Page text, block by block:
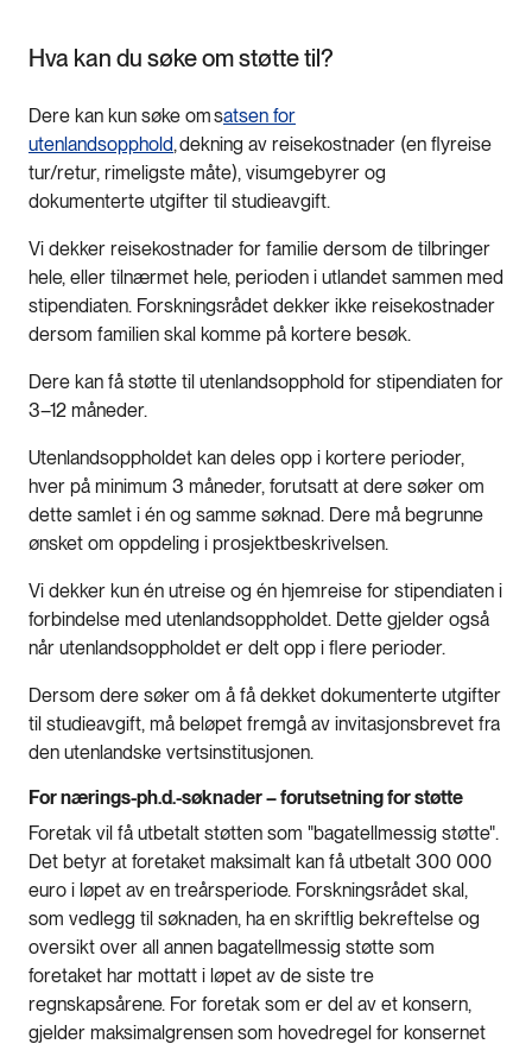
Hva kan du søke om støtte til?
Dere kan kun søke om satsen for
utenlandsopphold, dekning av reisekostnader (en flyreise
tur/retur, rimeligste måte), visumgebyrer og
dokumenterte utgifter til studieavgift.
Vi dekker reisekostnader for familie dersom de tilbringer
hele, eller tilnærmet hele, perioden i utlandet sammen med
stipendiaten. Forskningsrådet dekker ikke reisekostnader
dersom familien skal komme på kortere besøk.
Dere kan få støtte til utenlandsopphold for stipendiaten for
3–12 måneder.
Utenlandsoppholdet kan deles opp i kortere perioder,
hver på minimum 3 måneder, forutsatt at dere søker om
dette samlet i én og samme søknad. Dere må begrunne
ønsket om oppdeling i prosjektbeskrivelsen.
Vi dekker kun én utreise og én hjemreise for stipendiaten i
forbindelse med utenlandsoppholdet. Dette gjelder også
når utenlandsoppholdet er delt opp i flere perioder.
Dersom dere søker om å få dekket dokumenterte utgifter
til studieavgift, må beløpet fremgå av invitasjonsbrevet fra
den utenlandske vertsinstitusjonen.
For nærings-ph.d.-søknader – forutsetning for støtte
Foretak vil få utbetalt støtten som "bagatellmessig støtte".
Det betyr at foretaket maksimalt kan få utbetalt 300 000
euro i løpet av en treårsperiode. Forskningsrådet skal,
som vedlegg til søknaden, ha en skriftlig bekreftelse og
oversikt over all annen bagatellmessig støtte som
foretaket har mottatt i løpet av de siste tre
regnskapsårene. For foretak som er del av et konsern,
gjelder maksimalgrensen som hovedregel for konsernet